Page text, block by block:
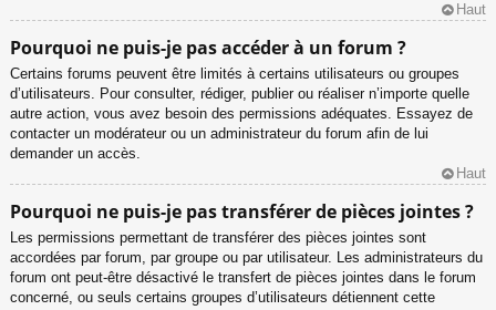
Haut
Pourquoi ne puis-je pas accéder à un forum ?
Certains forums peuvent être limités à certains utilisateurs ou groupes
d’utilisateurs. Pour consulter, rédiger, publier ou réaliser n’importe quelle
autre action, vous avez besoin des permissions adéquates. Essayez de
contacter un modérateur ou un administrateur du forum afin de lui
demander un accès.
Haut
Pourquoi ne puis-je pas transférer de pièces jointes ?
Les permissions permettant de transférer des pièces jointes sont
accordées par forum, par groupe ou par utilisateur. Les administrateurs du
forum ont peut-être désactivé le transfert de pièces jointes dans le forum
concerné, ou seuls certains groupes d’utilisateurs détiennent cette